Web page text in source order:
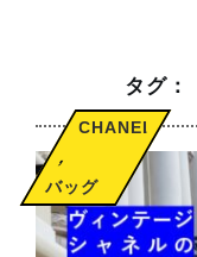
タグ：
CHANEL
,
バッグ